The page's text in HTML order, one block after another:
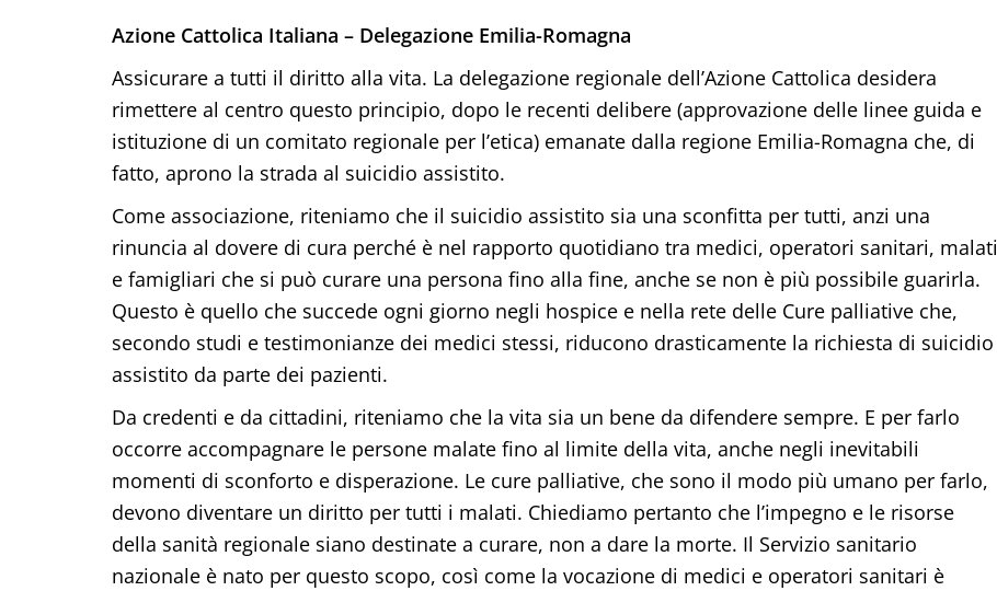
Azione Cattolica Italiana – Delegazione Emilia-Romagna
Assicurare a tutti il diritto alla vita. La delegazione regionale dell’Azione Cattolica desidera
rimettere al centro questo principio, dopo le recenti delibere (approvazione delle linee guida e
istituzione di un comitato regionale per l’etica) emanate dalla regione Emilia-Romagna che, di
fatto, aprono la strada al suicidio assistito.
Come associazione, riteniamo che il suicidio assistito sia una sconfitta per tutti, anzi una
rinuncia al dovere di cura perché è nel rapporto quotidiano tra medici, operatori sanitari, malati
e famigliari che si può curare una persona fino alla fine, anche se non è più possibile guarirla.
Questo è quello che succede ogni giorno negli hospice e nella rete delle Cure palliative che,
secondo studi e testimonianze dei medici stessi, riducono drasticamente la richiesta di suicidio
assistito da parte dei pazienti.
Da credenti e da cittadini, riteniamo che la vita sia un bene da difendere sempre. E per farlo
occorre accompagnare le persone malate fino al limite della vita, anche negli inevitabili
momenti di sconforto e disperazione. Le cure palliative, che sono il modo più umano per farlo,
devono diventare un diritto per tutti i malati. Chiediamo pertanto che l’impegno e le risorse
della sanità regionale siano destinate a curare, non a dare la morte. Il Servizio sanitario
nazionale è nato per questo scopo, così come la vocazione di medici e operatori sanitari è